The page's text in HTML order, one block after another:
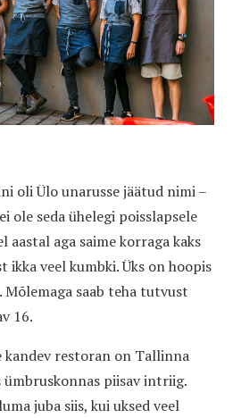
oli Ülo unarusse jäätud nimi –
ole seda ühelegi poisslapsele
aastal aga saime korraga kaks
ikka veel kumbki. Üks on hoopis
saab teha tutvust
16.
kandev restoran on Tallinna
piisav intriig.
juba siis, kui uksed veel